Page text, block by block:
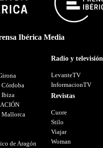
Ibérica Media
Ibiza
Mallorca
de Aragón
Radio y televisión
LevanteTV
InformacionTV
Revistas
Cuore
Stilo
Viajar
Woman